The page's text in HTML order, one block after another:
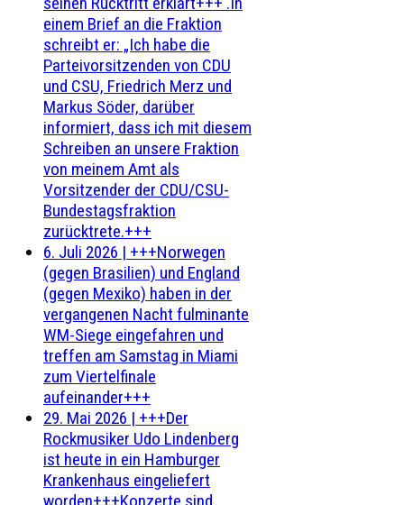
einem Brief an die Fraktion
schreibt er: „Ich habe die
Parteivorsitzenden von CDU
und CSU, Friedrich Merz und
Markus Söder, darüber
informiert, dass ich mit diesem
Schreiben an unsere Fraktion
von meinem Amt als
Vorsitzender der CDU/CSU-
Bundestagsfraktion
zurücktrete.+++
6. Juli 2026 | +++Norwegen
(gegen Brasilien) und England
(gegen Mexiko) haben in der
vergangenen Nacht fulminante
WM-Siege eingefahren und
treffen am Samstag in Miami
zum Viertelfinale
aufeinander+++
29. Mai 2026 | +++Der
Rockmusiker Udo Lindenberg
ist heute in ein Hamburger
Krankenhaus eingeliefert